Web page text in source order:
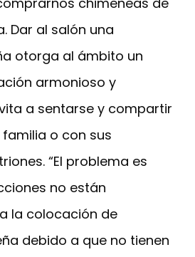
Dar al salón una
otorga al ámbito un
armonioso y
a sentarse y compartir
o con sus
“El problema es
no están
la colocación de
debido a que no tienen